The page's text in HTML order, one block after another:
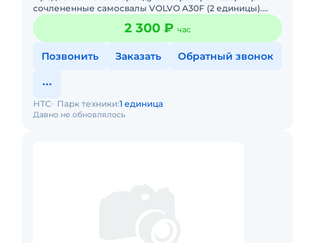
сочлененные самосвалы VOLVO A30F (2 единицы).
Грузоподъемность 30 тонн. Техника с малой
наработкой. Доставка техн
2 300 ₽ час
Позвонить Заказать Обратный звонок
Давно не обновлялось
НТС Парк техники:1 единица